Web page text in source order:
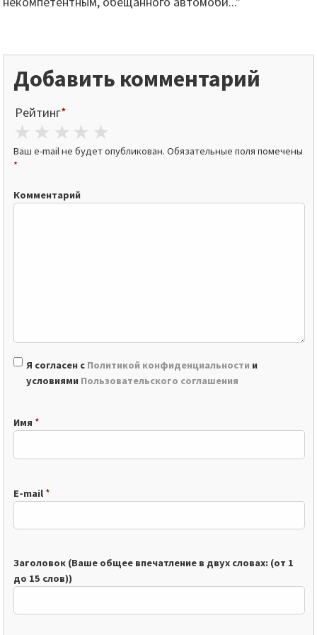
Добавить комментарий
Рейтинг*
4 stars
3 stars
2 stars
1 star
Ваш e-mail не будет опубликован. Обязательные поля помечены
*
Комментарий
Я согласен с Политикой конфиденциальности и
условиями Пользовательского соглашения
Имя *
E-mail *
Заголовок (Ваше общее впечатление в двух словах: (от 1
до 15 слов))